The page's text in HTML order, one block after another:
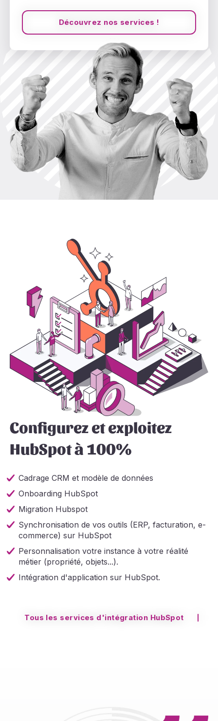
Découvrez nos services !
Configurez et exploitez
HubSpot à 100%
Cadrage CRM et modèle de données
Onboarding HubSpot
Migration Hubspot
Synchronisation de vos outils (ERP, facturation, e-
commerce) sur HubSpot
Personnalisation votre instance à votre réalité
métier (propriété, objets...).
Intégration d'application sur HubSpot.
Tous les services d'intégration HubSpot